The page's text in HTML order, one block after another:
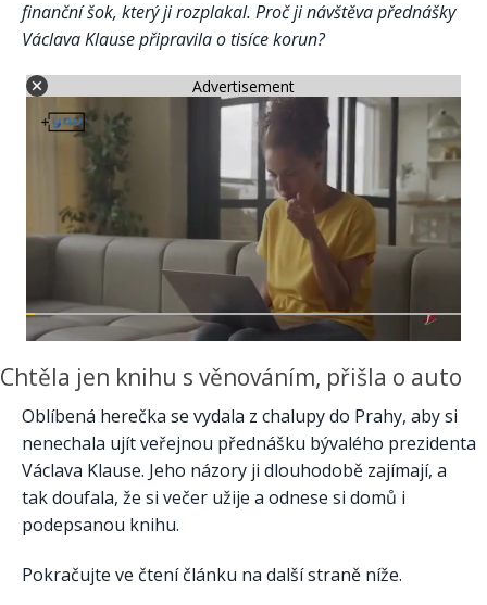
finanční šok, který ji rozplakal. Proč ji návštěva přednášky
Václava Klause připravila o tisíce korun?
Advertisement
Chtěla jen knihu s věnováním, přišla o auto
Oblíbená herečka se vydala z chalupy do Prahy, aby si
nenechala ujít veřejnou přednášku bývalého prezidenta
Václava Klause. Jeho názory ji dlouhodobě zajímají, a
tak doufala, že si večer užije a odnese si domů i
podepsanou knihu.
Pokračujte ve čtení článku na další straně níže.